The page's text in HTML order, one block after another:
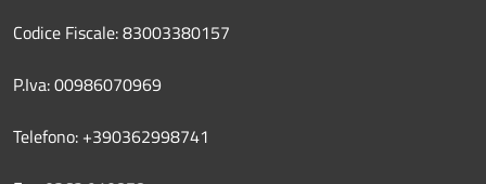
Codice Fiscale: 83003380157
P.Iva: 00986070969
Telefono: +390362998741